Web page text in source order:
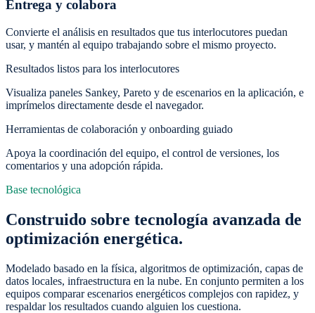
Entrega y colabora
Convierte el análisis en resultados que tus interlocutores puedan
usar, y mantén al equipo trabajando sobre el mismo proyecto.
Resultados listos para los interlocutores
Visualiza paneles Sankey, Pareto y de escenarios en la aplicación, e
imprímelos directamente desde el navegador.
Herramientas de colaboración y onboarding guiado
Apoya la coordinación del equipo, el control de versiones, los
comentarios y una adopción rápida.
Base tecnológica
Construido sobre tecnología avanzada de
optimización energética.
Modelado basado en la física, algoritmos de optimización, capas de
datos locales, infraestructura en la nube. En conjunto permiten a los
equipos comparar escenarios energéticos complejos con rapidez, y
respaldar los resultados cuando alguien los cuestiona.